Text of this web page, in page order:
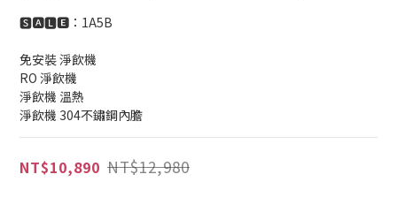
🆂🅰🅻🅴：1A5B
免安裝 淨飲機
RO 淨飲機
淨飲機 溫熱
淨飲機 304不鏽鋼內膽
NT$10,890 NT$12,980